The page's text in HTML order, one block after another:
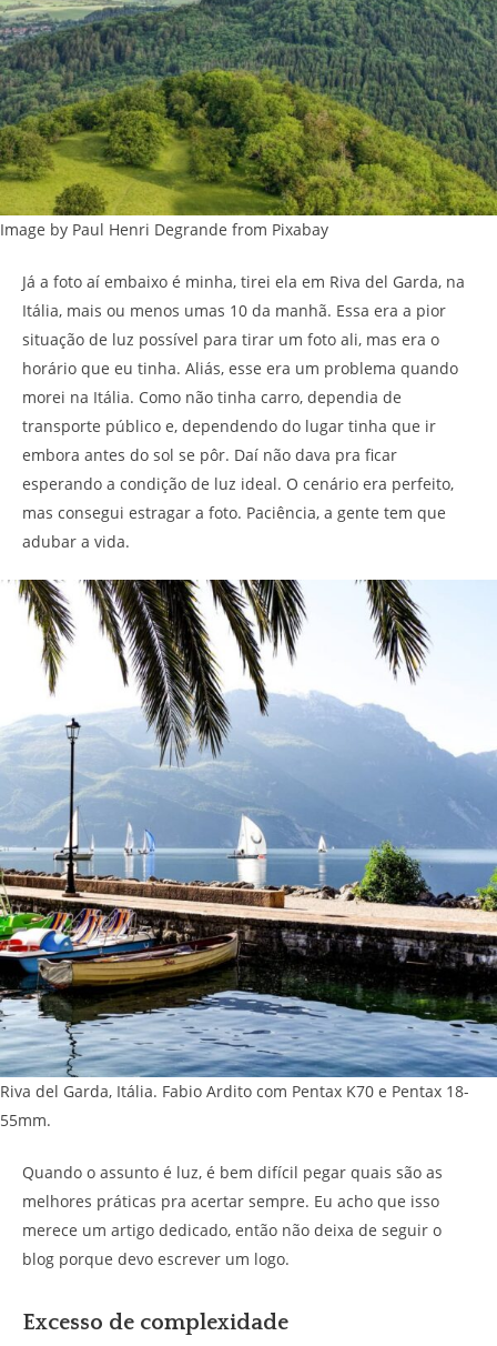
Image by Paul Henri Degrande from Pixabay
Já a foto aí embaixo é minha, tirei ela em Riva del Garda, na
Itália, mais ou menos umas 10 da manhã. Essa era a pior
situação de luz possível para tirar um foto ali, mas era o
horário que eu tinha. Aliás, esse era um problema quando
morei na Itália. Como não tinha carro, dependia de
transporte público e, dependendo do lugar tinha que ir
embora antes do sol se pôr. Daí não dava pra ficar
esperando a condição de luz ideal. O cenário era perfeito,
mas consegui estragar a foto. Paciência, a gente tem que
adubar a vida.
Riva del Garda, Itália. Fabio Ardito com Pentax K70 e Pentax 18-
55mm.
Quando o assunto é luz, é bem difícil pegar quais são as
melhores práticas pra acertar sempre. Eu acho que isso
merece um artigo dedicado, então não deixa de seguir o
blog porque devo escrever um logo.
Excesso de complexidade